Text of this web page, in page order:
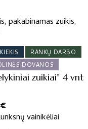
RANKŲ DARBO
DOVANOS
zuikiai” 4 vnt
€
price